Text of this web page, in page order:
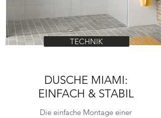
TECHNIK
Die einfache Montage einer
DUSCHE MIAMI:
EINFACH & STABIL